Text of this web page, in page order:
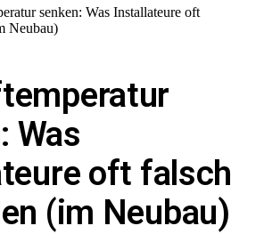
senken: Was Installateure oft
Neubau)
Was
oft falsch
(im Neubau)